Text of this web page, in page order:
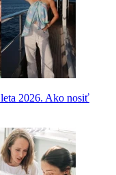
2026. Ako nosiť